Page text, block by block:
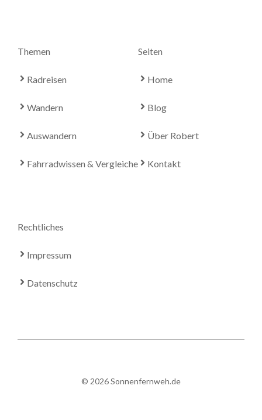
Themen
Radreisen
Wandern
Auswandern
Fahrradwissen & Vergleiche
Seiten
Home
Blog
Über Robert
Kontakt
Rechtliches
Impressum
Datenschutz
© 2026 Sonnenfernweh.de